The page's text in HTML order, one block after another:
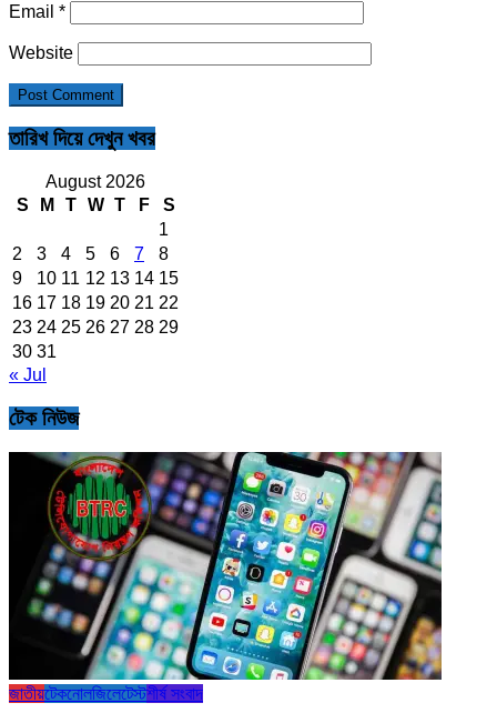
Email *
Website
তারিখ দিয়ে দেখুন খবর
August 2026
S
M T W T F
S
1
2
3 4 5 6 7
8
9
10 11 12 13 14 15
16 17 18 19 20 21 22
23 24 25 26 27 28 29
30 31
« Jul
টেক নিউজ
জাতীয়টেকনোলজিলেটেস্টশীর্ষ সংবাদ